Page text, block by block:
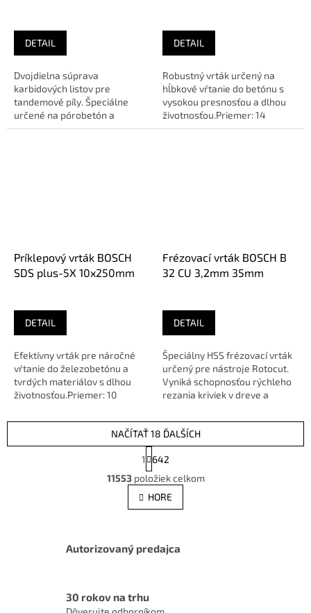
DETAIL
Dvojdielna súprava
karbidových listov pre
tandemové píly. Špeciálne
určené na pórobetón a
izolačné materiály.Dĺžka: 360
DETAIL
Robustný vrták určený na
hĺbkové vŕtanie do betónu s
vysokou presnosťou a dlhou
životnosťou.Priemer: 14
mmPracovná dĺžka: 400
Príklepový vrták BOSCH
SDS plus-5X 10x250mm
DETAIL
Efektívny vrták pre náročné
vŕtanie do železobetónu a
tvrdých materiálov s dlhou
životnosťou.Priemer: 10
mmOEM:...
Frézovací vrták BOSCH B
32 CU 3,2mm 35mm
DETAIL
Špeciálny HSS frézovací vrták
určený pre nástroje Rotocut.
Vyniká schopnosťou rýchleho
rezania kriviek v dreve a
v
l
á
c
NAČÍTAŤ 18 ĎALŠÍCH
t
r
á
n
k
a
n
1
642
11553položiek celkom
HORE
Autorizovaný predajca
30 rokov na trhu